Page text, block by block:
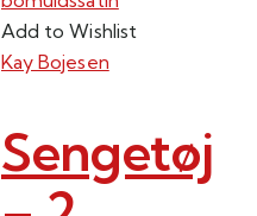
Add to Wishlist
Kay Bojesen
Sengetøj